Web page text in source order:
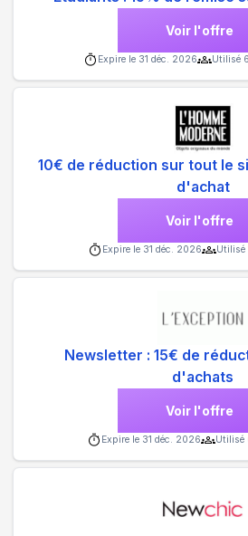
Voir l'offre
Expire le 31 déc. 2026 Utilisé
10€ de réduction sur tout le
d'achat
Voir l'offre
Expire le 31 déc. 2026 Utilisé
Newsletter : 15€ de
d'achats
Voir l'offre
Expire le 31 déc. 2026 Utilisé